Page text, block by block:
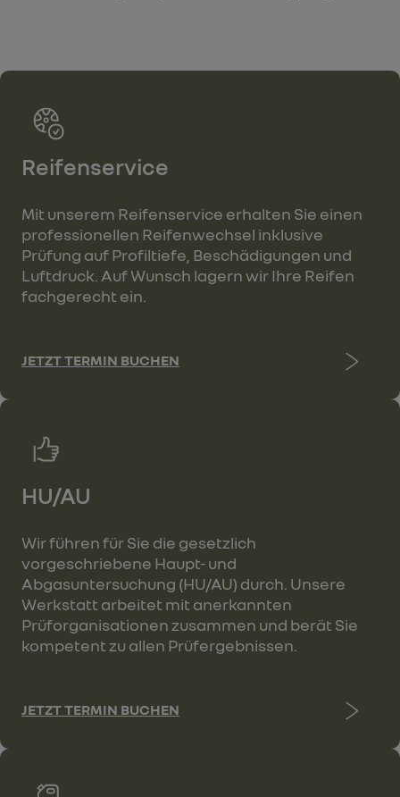
Reifenservice
Mit unserem Reifenservice erhalten Sie einen
professionellen Reifenwechsel inklusive
Prüfung auf Profiltiefe, Beschädigungen und
Luftdruck. Auf Wunsch lagern wir Ihre Reifen
fachgerecht ein.
JETZT TERMIN BUCHEN
HU/AU
Wir führen für Sie die gesetzlich
vorgeschriebene Haupt- und
Abgasuntersuchung (HU/AU) durch. Unsere
Werkstatt arbeitet mit anerkannten
Prüforganisationen zusammen und berät Sie
kompetent zu allen Prüfergebnissen.
JETZT TERMIN BUCHEN